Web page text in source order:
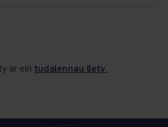
ar ein tudalennau llety.